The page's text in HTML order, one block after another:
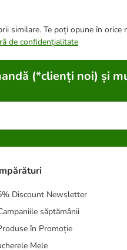
Te poți opune în
de confidențialitate
(*clienți noi) și
Discount Newsletter
săptămânii
în Promoție
Mele